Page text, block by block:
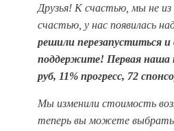
Друзья! К счастью, мы не
счастью, у нас появилась
решили перезапуститься и
поддержите! Первая наша
руб, 11% прогресс, 72
Мы изменили стоимость
теперь вы можете выбрать